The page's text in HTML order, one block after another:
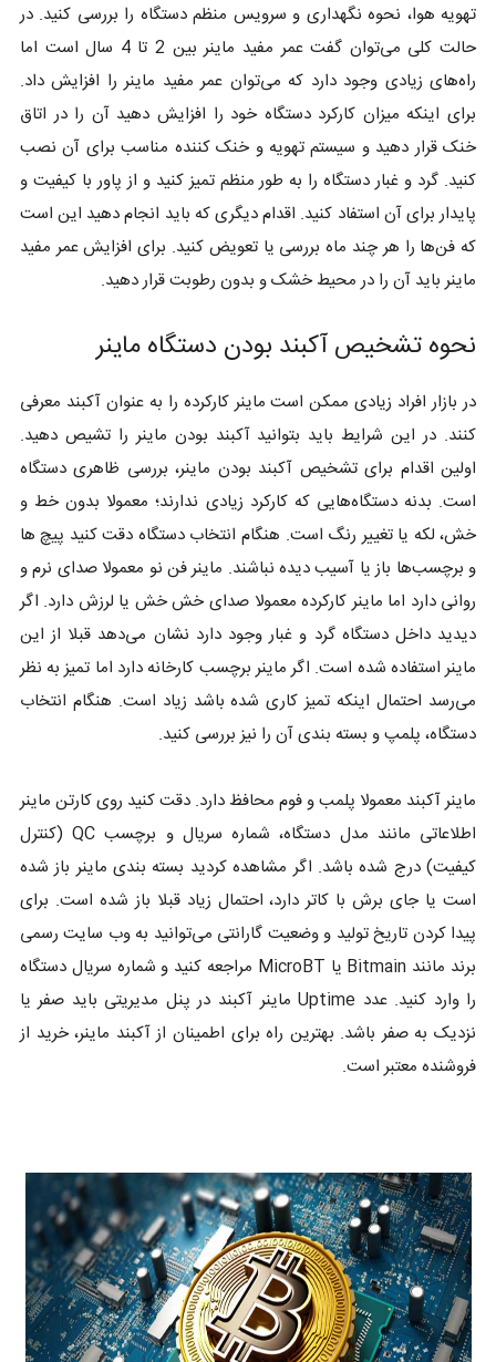
تهویه هوا، نحوه نگهداری و سرویس منظم دستگاه را بررسی کنید. در
حالت کلی می‌توان گفت عمر مفید ماینر بین 2 تا 4 سال است اما
راه‌های زیادی وجود دارد که می‌توان عمر مفید ماینر را افزایش داد.
برای اینکه میزان کارکرد دستگاه خود را افزایش دهید آن را در اتاق
خنک قرار دهید و سیستم تهویه و خنک کننده مناسب برای آن نصب
کنید. گرد و غبار دستگاه را به طور منظم تمیز کنید و از پاور با کیفیت و
پایدار برای آن استفاد کنید. اقدام دیگری که باید انجام دهید این است
که فن‌ها را هر چند ماه بررسی یا تعویض کنید. برای افزایش عمر مفید
ماینر باید آن را در محیط خشک و بدون رطوبت قرار دهید.
نحوه تشخیص آکبند بودن دستگاه ماینر
در بازار افراد زیادی ممکن است ماینر کارکرده را به عنوان آکبند معرفی
کنند. در این شرایط باید بتوانید آکبند بودن ماینر را تشیص دهید.
اولین اقدام برای تشخیص آکبند بودن ماینر، بررسی ظاهری دستگاه
است. بدنه دستگاه‌هایی که کارکرد زیادی ندارند؛ معمولا بدون خط و
خش، لکه یا تغییر رنگ است. هنگام انتخاب دستگاه دقت کنید پیچ ها
و برچسب‌ها باز یا آسیب دیده نباشند. ماینر فن نو معمولا صدای نرم و
روانی دارد اما ماینر کارکرده معمولا صدای خش خش یا لرزش دارد. اگر
دیدید داخل دستگاه گرد و غبار وجود دارد نشان می‌دهد قبلا از این
ماینر استفاده شده است. اگر ماینر برچسب کارخانه دارد اما تمیز به نظر
می‌رسد احتمال اینکه تمیز کاری شده باشد زیاد است. هنگام انتخاب
دستگاه، پلمپ و بسته بندی آن را نیز بررسی کنید.
ماینر آکبند معمولا پلمب و فوم محافظ دارد. دقت کنید روی کارتن ماینر
اطلاعاتی مانند مدل دستگاه، شماره سریال و برچسب QC (کنترل
کیفیت) درج شده باشد. اگر مشاهده کردید بسته بندی ماینر باز شده
است یا جای برش با کاتر دارد، احتمال زیاد قبلا باز شده است. برای
پیدا کردن تاریخ تولید و وضعیت گارانتی می‌توانید به وب سایت رسمی
برند مانند Bitmain یا MicroBT مراجعه کنید و شماره سریال دستگاه
را وارد کنید. عدد Uptime ماینر آکبند در پنل مدیریتی باید صفر یا
نزدیک به صفر باشد. بهترین راه برای اطمینان از آکبند ماینر، خرید از
فروشنده معتبر است.